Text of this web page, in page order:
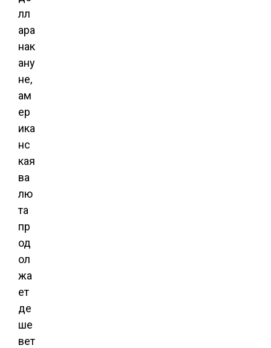
лл
ара
нак
ану
не,
ам
ер
ика
нс
кая
ва
лю
та
пр
од
ол
жа
ет
де
ше
вет